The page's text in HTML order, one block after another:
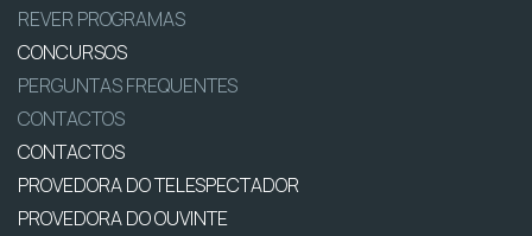
REVER PROGRAMAS
CONCURSOS
PERGUNTAS FREQUENTES
CONTACTOS
CONTACTOS
PROVEDORA DO TELESPECTADOR
PROVEDORA DO OUVINTE